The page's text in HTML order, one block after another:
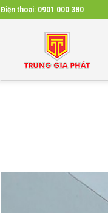
Điện thoại: 0901 000 380